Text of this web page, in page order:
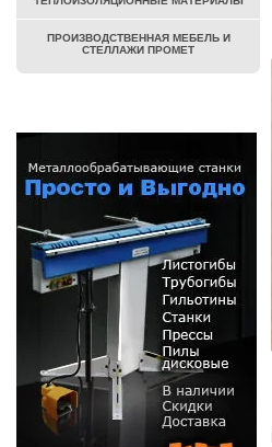
ПРОИЗВОДСТВЕННАЯ МЕБЕЛЬ И
СТЕЛЛАЖИ ПРОМЕТ